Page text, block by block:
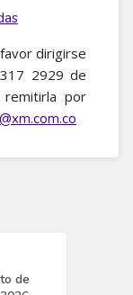
dirigirse
2929 de
remitirla por
de